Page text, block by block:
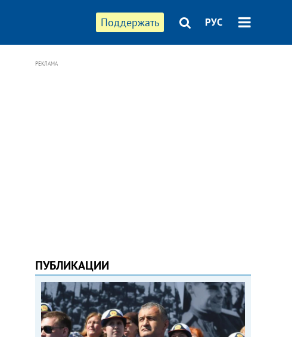
Поддержать РУС
РЕКЛАМА
ПУБЛИКАЦИИ